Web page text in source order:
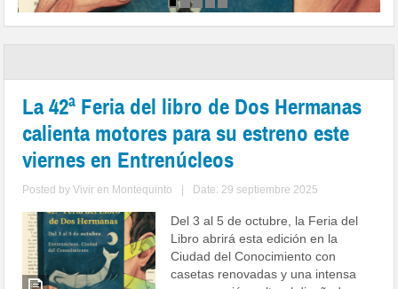
La 42ª Feria del libro de Dos Hermanas
calienta motores para su estreno este
viernes en Entrenúcleos
Posted byVivir en Montequinto Date: 29 septiembre 2025
Del 3 al 5 de octubre, la Feria del
Libro abrirá esta edición en la
Ciudad del Conocimiento con
casetas renovadas y una intensa